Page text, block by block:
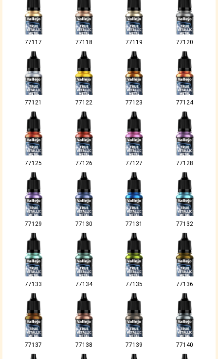
77117 77118 77119 77120
77121 77122 77123 77124
77125 77126 77127 77128
77129 77130 77131 77132
77133 77134 77135 77136
77137 77138 77139 77140